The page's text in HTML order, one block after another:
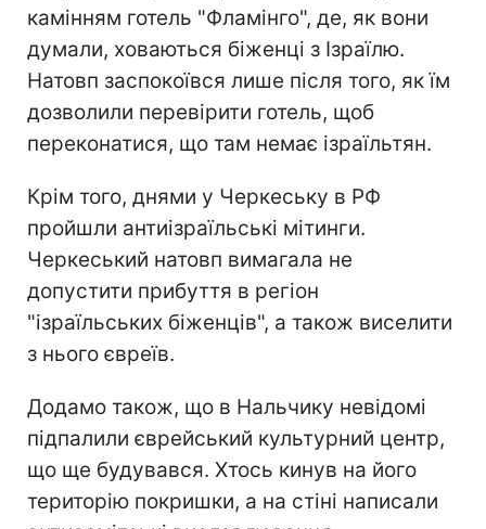
камінням готель "Фламінго", де, як вони
думали, ховаються біженці з Ізраїлю.
Натовп заспокоївся лише після того, як їм
дозволили перевірити готель, щоб
переконатися, що там немає ізраїльтян.
Крім того, днями у Черкеську в РФ
пройшли антиізраїльські мітинги.
Черкеський натовп вимагала не
допустити прибуття в регіон
"ізраїльських біженців", а також виселити
з нього євреїв.
Додамо також, що в Нальчику невідомі
підпалили єврейський культурний центр,
що ще будувався. Хтось кинув на його
територію покришки, а на стіні написали